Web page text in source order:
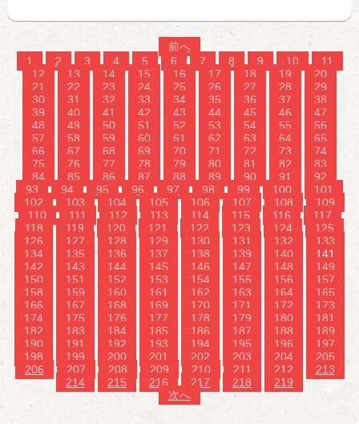
前へ
1
2 3 4 5 6 7 8 9 10
11
12
13 14 15 16 17 18 19
20
21
22 23 24 25 26 27 28
29
30
31 32 33 34 35 36 37
38
39
40 41 42 43 44 45 46
47
48
49 50 51 52 53 54 55
56
57
58 59 60 61 62 63 64
65
66
67 68 69 70 71 72 73
74
75
76 77 78 79 80 81 82
83
84
85 86 87 88 89 90 91
92
93
94 95 96 97 98 99 100
101
102
103 104 105 106 107 108
109
110
111 112 113 114 115 116
117
118
119 120 121 122 123 124
125
126
127 128 129 130 131 132
133
134
135 136 137 138 139 140
141
142
143 144 145 146 147 148
149
150
151 152 153 154 155 156
157
158
159 160 161 162 163 164
165
166
167 168 169 170 171 172
173
174
175 176 177 178 179 180
181
182
183 184 185 186 187 188
189
190
191 192 193 194 195 196
197
198
199 200 201 202 203 204
205
206
207 208 209 210 211 212
213
214
215 216 217 218
219
次へ